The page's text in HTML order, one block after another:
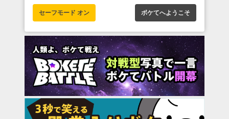
セーフモード オン ボケてへようこそ